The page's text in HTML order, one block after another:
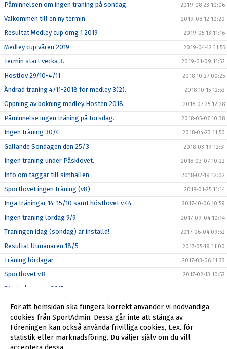
Påminnelsen om ingen träning på söndag. 2019-08-23 10:06
Välkommen till en ny termin. 2019-08-12 10:20
Resultat Medley cup omg 1 2019 2019-05-13 11:16
Medley cup våren 2019 2019-04-12 11:55
Termin start vecka 3. 2019-01-09 11:52
Höstlov 29/10-4/11 2018-10-27 00:25
Ändrad träning 4/11-2018 för medley 3(2). 2018-10-15 12:53
Öppning av bokning medley Hösten 2018 2018-07-25 12:28
Påminnelse ingen träning på torsdag. 2018-05-07 10:38
Ingen träning 30/4 2018-04-23 11:50
Gällande Söndagen den 25/3 2018-03-19 12:51
Ingen träning under Påsklovet. 2018-03-07 10:22
Info om taggar till simhallen 2018-02-19 12:02
Sportlovet ingen träning (v8) 2018-01-25 11:14
Inga träningar 14-15/10 samt höstlovet v.44 2017-10-06 10:59
Ingen träning lördag 9/9 2017-09-04 10:14
Träningen idag (söndag) är inställd! 2017-06-04 09:52
Resultat Utmanaren 18/5 2017-05-19 11:00
Träning lördagar 2017-03-06 11:33
Sportlovet v.8 2017-02-13 10:52
Start vårtermin 2017 2017-01-09 10:53
Tränings tiderna vecka 44 2016-10-26 10:49
Tränings tid på lördag den 17 september 2016-09-14 12:09
Träningstiderna Medley 3 2016-08-24 09:01
För att hemsidan ska fungera korrekt använder vi nödvändiga
cookies från SportAdmin. Dessa går inte att stänga av.
Föreningen kan också använda frivilliga cookies, t.ex. för
statistik eller marknadsföring. Du väljer själv om du vill